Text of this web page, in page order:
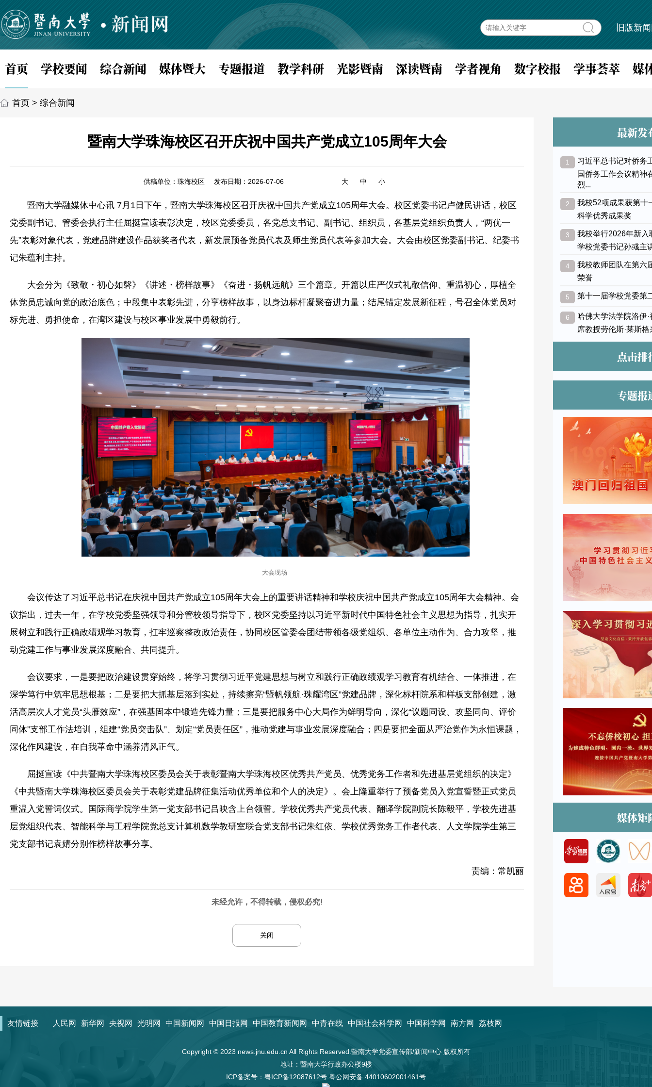
旧版新
首页 学校要闻 综合新闻 媒体暨大 专题报道 教学科研 光影暨南 深读暨南 学者视角 数字校报 学事荟萃 媒
首页 > 综合新闻
暨南大学珠海校区召开庆祝中国共产党成立105周年大会
供稿单位：珠海校区 发布日期：2026-07-06 大 中 小
暨南大学融媒体中心讯 7月1日下午，暨南大学珠海校区召开庆祝中国共产党成立105周年大会。校区党委书记卢健民讲话，校区
党委副书记、管委会执行主任屈挺宣读表彰决定，校区党委委员，各党总支书记、副书记、组织员，各基层党组织负责人，“两优一
先”表彰对象代表，党建品牌建设作品获奖者代表，新发展预备党员代表及师生党员代表等参加大会。大会由校区党委副书记、纪委书
记朱蕴利主持。
大会分为《致敬・初心如磐》《讲述・榜样故事》《奋进・扬帆远航》三个篇章。开篇以庄严仪式礼敬信仰、重温初心，厚植全
体党员忠诚向党的政治底色；中段集中表彰先进，分享榜样故事，以身边标杆凝聚奋进力量；结尾锚定发展新征程，号召全体党员对
标先进、勇担使命，在湾区建设与校区事业发展中勇毅前行。
大会现场
会议传达了习近平总书记在庆祝中国共产党成立105周年大会上的重要讲话精神和学校庆祝中国共产党成立105周年大会精神。 会
议指出，过去一年，在学校党委坚强领导和分管校领导指导下，校区党委坚持以习近平新时代中国特色社会主义思想为指导，扎实开
展树立和践行正确政绩观学习教育，扛牢巡察整改政治责任，协同校区管委会团结带领各级党组织、各单位主动作为、合力攻坚，推
动党建工作与事业发展深度融合、共同提升。
会议要求，一是要把政治建设贯穿始终，将学习贯彻习近平党建思想与树立和践行正确政绩观学习教育有机结合、一体推进，在
深学笃行中筑牢思想根基；二是要把大抓基层落到实处，持续擦亮“暨帆领航·珠耀湾区”党建品牌，深化标杆院系和样板支部创建，激
活高层次人才党员“头雁效应”，在强基固本中锻造先锋力量；三是要把服务中心大局作为鲜明导向，深化“议题同设、攻坚同向、评价
同体”支部工作法培训，组建“党员突击队”、划定“党员责任区”，推动党建与事业发展深度融合；四是要把全面从严治党作为永恒课题，
深化作风建设，在自我革命中涵养清风正气。
屈挺宣读《中共暨南大学珠海校区委员会关于表彰暨南大学珠海校区优秀共产党员、优秀党务工作者和先进基层党组织的决定》
《中共暨南大学珠海校区委员会关于表彰党建品牌征集活动优秀单位和个人的决定》。 会上隆重举行了预备党员入党宣誓暨正式党员
重温入党誓词仪式。国际商学院学生第一党支部书记吕映含上台领誓。 学校优秀共产党员代表、翻译学院副院长陈毅平，学校先进基
层党组织代表、智能科学与工程学院党总支计算机数学教研室联合党支部书记朱红依、学校优秀党务工作者代表、人文学院学生第三
党支部书记袁婧分别作榜样故事分享。
责编：常凯丽
未经允许，不得转载，侵权必究!
关闭
最新发
1 习近平总书记对侨务
国侨务工作会议精神
烈...
2 我校52项成果获第十
科学优秀成果奖
3 我校举行2026年新入
学校党委书记孙彧主
4 我校教师团队在第六
荣誉
5 第十一届学校党委第
6 哈佛大学法学院洛伊
席教授劳伦斯·莱斯
点击排
专题报
媒体矩
友情链接 人民网 新华网 央视网 光明网 中国新闻网 中国日报网 中国教育新闻网 中青在线 中国社会科学网 中国科学网 南方网 荔枝网
Copyright © 2023 news.jnu.edu.cn All Rights Reserved.暨南大学党委宣传部/新闻中心 版权所有
地址：暨南大学行政办公楼9楼
ICP备案号： 粤ICP备12087612号 粤公网安备 44010602001461号